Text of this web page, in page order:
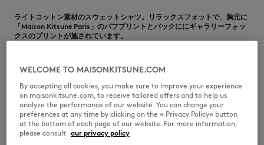
ライトコットン素材のスウェットシャツ。リラックスフォットで、胸元に
「Maison Kitsuné Paris」のパフプリントとバックににギャラリーフォッ
クスのプリントが施されています。
クルーネック
襟ぐり、袖口、裾はリブ仕様
胸元に「Maison Kitsuné Paris」のパフプリント
バックにギャラリーフォックスのアートワークのスクリーンプリント
※商品画像はサンプルのため、実際の商品とは色味・サイズ・デザイン・
仕様などに一部変更がある場合がございますので、予めご了承ください。
QW00304KM0342-0503
WELCOME TO MAISONKITSUNE.COM
By accepting all cookies, you make sure to improve your experience
on maisonkitsune.com, to receive tailored offers and to help us
analyze the performance of our website. You can change your
preferences at any time by clicking on the « Privacy Policy» button
at the bottom of each page of our website. For more information,
please consult our privacy policy